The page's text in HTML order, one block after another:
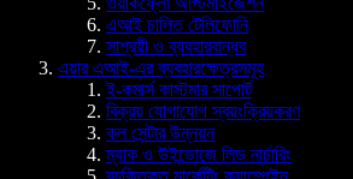
এআই চালিত টেলিফোনি
সাশ্রয়ী ও ব্যবহারবান্ধব
এয়ার এআই-এর ব্যবহারক্ষেত্রসমূহ
ই-কমার্স কাস্টমার সাপোর্ট
বিক্রয় যোগাযোগ স্বয়ংক্রিয়করণ
কল সেন্টার উন্নয়ন
ম্যাক ও উইন্ডোজে লিড নার্চারিং